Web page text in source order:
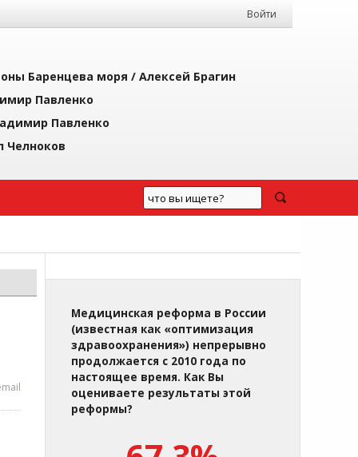
Войти
Баренцева моря / Алексей Брагин
Павленко
Павленко
Челноков
Медицинская реформа в России
(известная как «оптимизация
здравоохранения») непрерывно
продолжается с 2010 года по
настоящее время. Как Вы
оцениваете результаты этой
реформы?